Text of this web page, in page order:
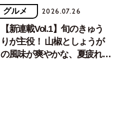
グルメ 2026.07.26
【新連載Vol.1】旬のきゅう
りが主役！ 山椒としょうが
の風味が爽やかな、夏疲れを